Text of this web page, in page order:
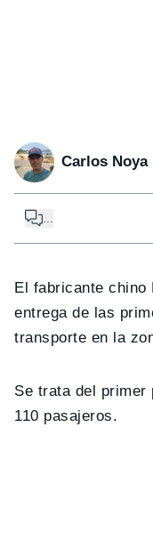
Carlos Noya
El fabricante chino
entrega de las
transporte en la
Se trata del primer
110 pasajeros.